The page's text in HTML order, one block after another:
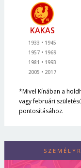
KAKAS
1933
1945
1957
1969
1981
1993
2005
2017
*Mivel Kínában a
vagy februári
pontosításához.